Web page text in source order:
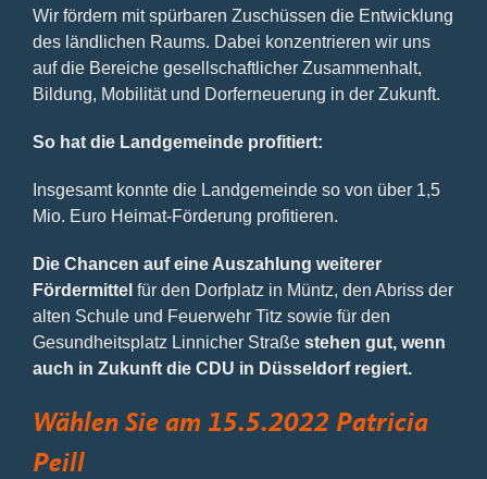
Wir fördern mit spürbaren Zuschüssen die Entwicklung
des ländlichen Raums. Dabei konzentrieren wir uns
auf die Bereiche gesellschaftlicher Zusammenhalt,
Bildung, Mobilität und Dorferneuerung in der Zukunft.
So hat die Landgemeinde profitiert:
Insgesamt konnte die Landgemeinde so von über 1,5
Mio. Euro Heimat-Förderung profitieren.
Die Chancen auf eine Auszahlung weiterer
Fördermittel für den Dorfplatz in Müntz, den Abriss der
alten Schule und Feuerwehr Titz sowie für den
Gesundheitsplatz Linnicher Straße stehen gut, wenn
auch in Zukunft die CDU in Düsseldorf regiert.
Wählen Sie am 15.5.2022 Patricia
Peill